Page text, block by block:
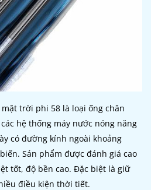
trời phi 58 là loại ống chân
hệ thống máy nước nóng năng
có đường kính ngoài khoảng
Sản phẩm được đánh giá cao
tốt, độ bền cao. Đặc biệt là giữ
điều kiện thời tiết.